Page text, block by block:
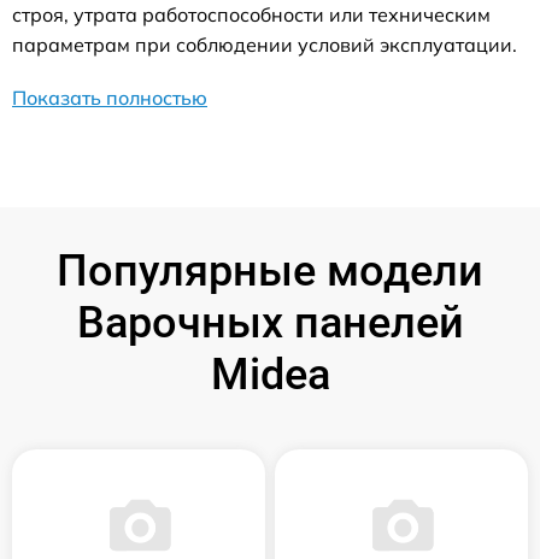
строя, утрата работоспособности или техническим
параметрам при соблюдении условий эксплуатации.
Показать полностью
Популярные модели
Варочных панелей
Midea